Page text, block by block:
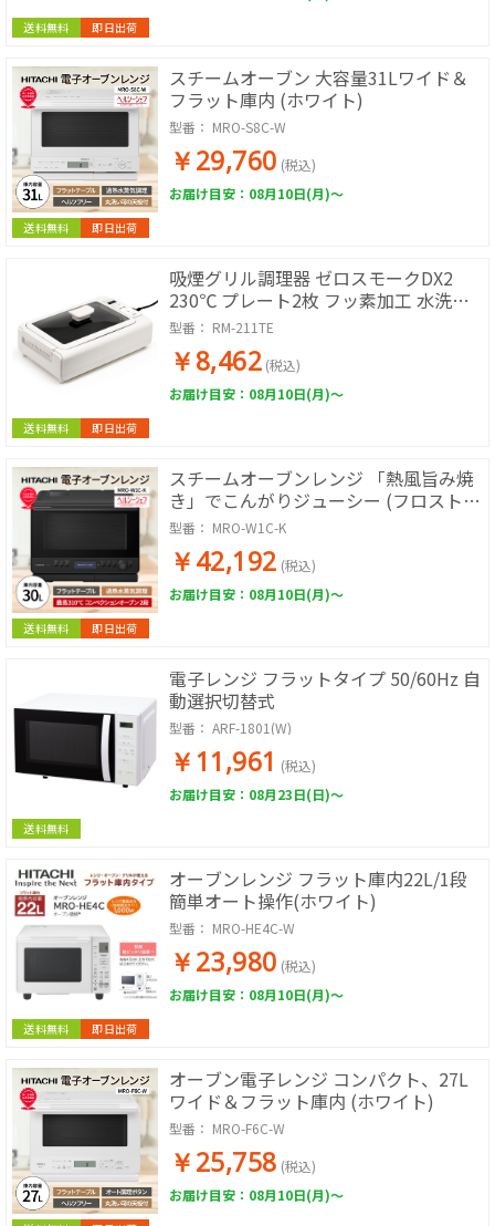
送料無料 即日出荷
送料無料 即日出荷
スチームオーブン 大容量31Lワイド＆
フラット庫内 (ホワイト)
型番： MRO-S8C-W
￥29,760 (税込)
お届け目安：08月10日(月)～
送料無料 即日出荷
吸煙グリル調理器 ゼロスモークDX2
230℃ プレート2枚 フッ素加工 水洗い
ok 吸引ファン 穴あき 油落とし
型番： RM-211TE
￥8,462 (税込)
お届け目安：08月10日(月)～
送料無料 即日出荷
スチームオーブンレンジ 「熱風旨み焼
き」でこんがりジューシー (フロストブ
ラック)
型番： MRO-W1C-K
￥42,192 (税込)
お届け目安：08月10日(月)～
送料無料
電子レンジ フラットタイプ 50/60Hz 自
動選択切替式
型番： ARF-1801(W)
￥11,961 (税込)
お届け目安：08月23日(日)～
送料無料 即日出荷
オーブンレンジ フラット庫内22L/1段
簡単オート操作(ホワイト)
型番： MRO-HE4C-W
￥23,980 (税込)
お届け目安：08月10日(月)～
オーブン電子レンジ コンパクト、27L
ワイド＆フラット庫内 (ホワイト)
型番： MRO-F6C-W
￥25,758 (税込)
お届け目安：08月10日(月)～